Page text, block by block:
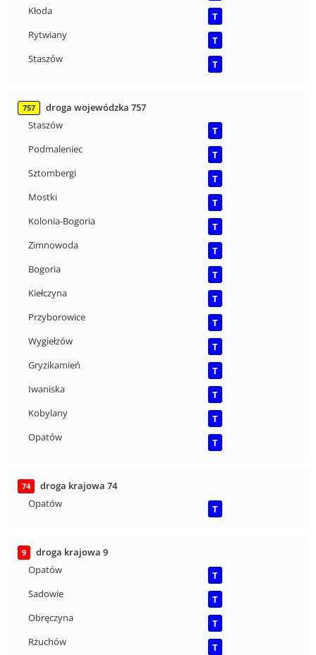
Kłoda
T
Rytwiany
T
Staszów
T
757
droga wojewódzka 757
Staszów
T
Podmaleniec
T
Sztombergi
T
Mostki
T
Kolonia-Bogoria
T
Zimnowoda
T
Bogoria
T
Kiełczyna
T
Przyborowice
T
Wygiełzów
T
Gryzikamień
T
Iwaniska
T
Kobylany
T
Opatów
T
74
droga krajowa 74
Opatów
T
9
droga krajowa 9
Opatów
T
Sadowie
T
Obręczyna
T
Rżuchów
T